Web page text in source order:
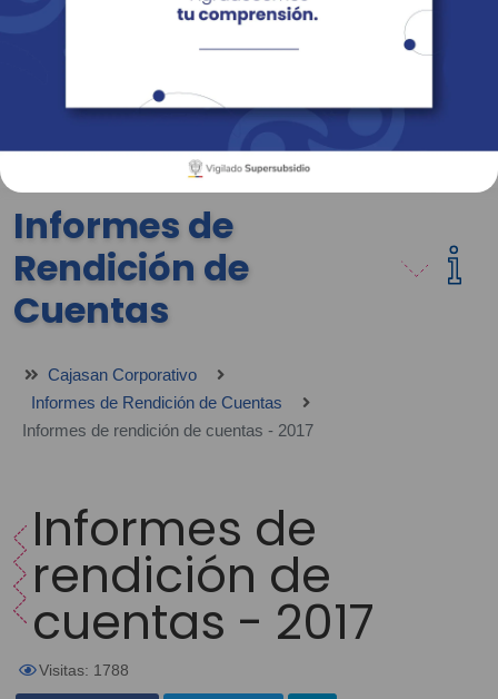
Revista Fácil Vivir
Sedes Directorio Servicios En Línea
Informes de
Rendición de
Cuentas
Cajasan Corporativo
Informes de Rendición de Cuentas
Informes de rendición de cuentas - 2017
Informes de
rendición de
cuentas - 2017
Visitas: 1788